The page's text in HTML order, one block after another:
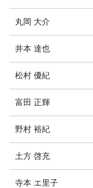
丸岡 大介
井本 達也
松村 優紀
富田 正輝
野村 裕紀
土方 啓充
寺本 エ里子